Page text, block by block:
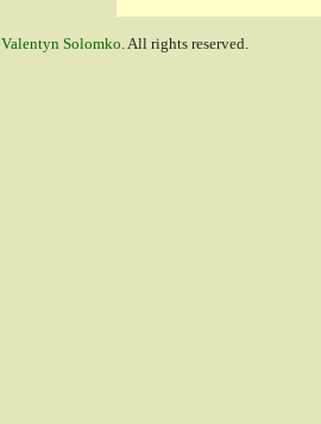
Valentyn Solomko. All rights reserved.